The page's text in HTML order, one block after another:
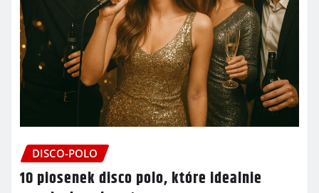
DISCO-POLO
10 piosenek disco polo, które idealnie